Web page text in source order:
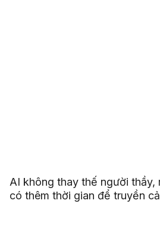
AI không thay thế người thầy,
có thêm thời gian để truyền